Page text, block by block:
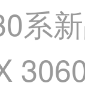
系